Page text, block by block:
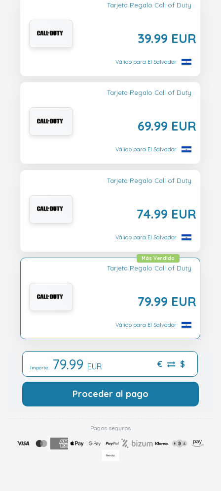
Tarjeta Regalo Call of Duty
39.99 EUR
Válido para El Salvador
Tarjeta Regalo Call of Duty
69.99 EUR
Válido para El Salvador
Tarjeta Regalo Call of Duty
74.99 EUR
Válido para El Salvador
Tarjeta Regalo Call of Duty
79.99 EUR
Más Vendido
Válido para El Salvador
Importe: 79.99 EUR € $
Proceder al pago
Pagos seguros